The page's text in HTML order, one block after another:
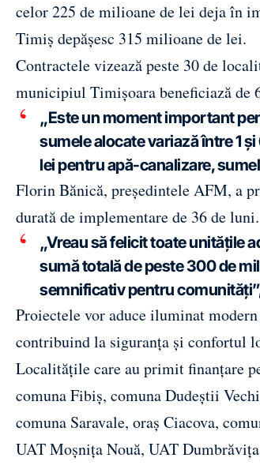
celor 225 de milioane de lei deja în
Timiș depășesc 315 milioane de lei.
Contractele vizează peste 30 de
municipiul Timișoara beneficiază de
„Este un moment important
sumele alocate variază între 1
lei pentru apă-canalizare,
Florin Bănică, președintele AFM, a
durată de implementare de 36 de luni.
„Vreau să felicit toate unitățile
sumă totală de peste 300 de
semnificativ pentru
Proiectele vor aduce iluminat
contribuind la siguranța și confortul
Localitățile care au primit finanțare
comuna Fibiș, comuna Dudeștii
comuna Saravale, oraș Ciacova,
UAT Moșnița Nouă, UAT